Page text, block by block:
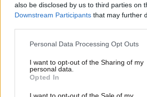
also be disclosed by us to third parties on
Downstream Participants that may further
Please note that this website/app uses one
not limited to your visit or usage behaviour.
grant or deny consent to Google and its
use your data for below specified purposes
consent section.
Personal Data Processing Opt Outs
I want to opt-out of the Sharing of my
personal data.
Opted In
I want to opt-out of the Sale of my